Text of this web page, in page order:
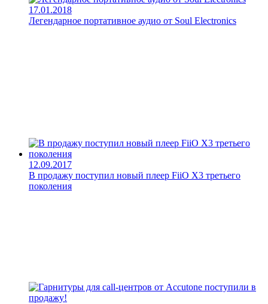
17.01.2018
Легендарное портативное аудио от Soul Electronics
12.09.2017
В продажу поступил новый плеер FiiO X3 третьего
поколения